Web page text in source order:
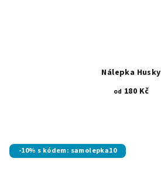
Nálepka Husky
od 180 Kč
-10% s kódem: samolepka10